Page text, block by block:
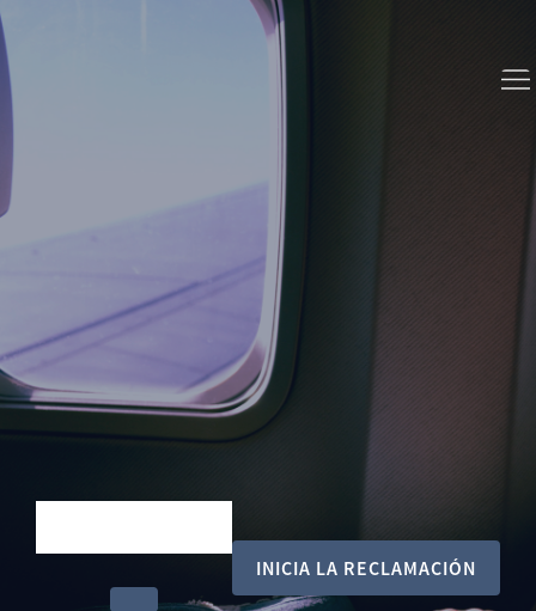
INICIA LA RECLAMACIÓN